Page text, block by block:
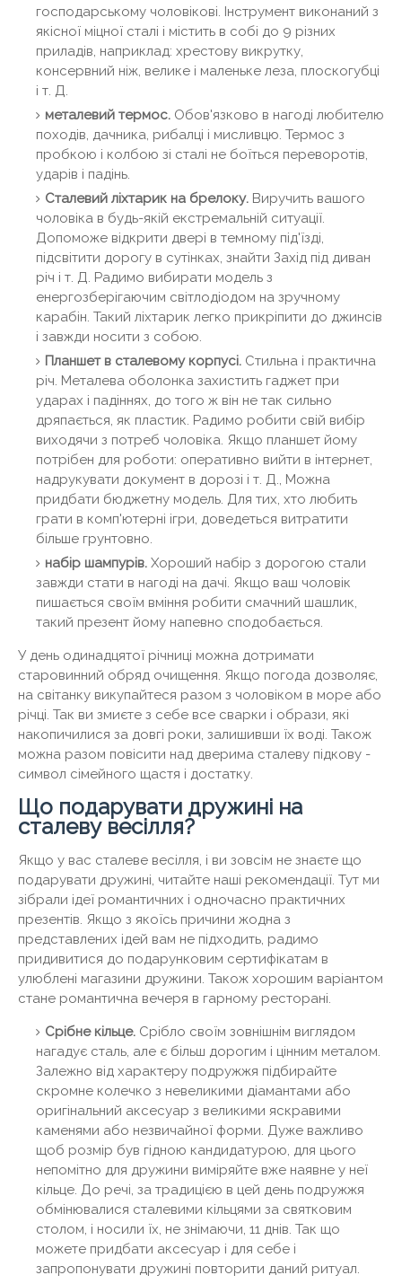
господарському чоловікові. Інструмент виконаний з
якісної міцної сталі і містить в собі до 9 різних
приладів, наприклад: хрестову викрутку,
консервний ніж, велике і маленьке леза, плоскогубці
і т. Д.
металевий термос. Обов'язково в нагоді любителю
походів, дачника, рибалці і мисливцю. Термос з
пробкою і колбою зі сталі не боїться переворотів,
ударів і падінь.
Сталевий ліхтарик на брелоку. Виручить вашого
чоловіка в будь-якій екстремальній ситуації.
Допоможе відкрити двері в темному під'їзді,
підсвітити дорогу в сутінках, знайти Захід під диван
річ і т. Д. Радимо вибирати модель з
енергозберігаючим світлодіодом на зручному
карабін. Такий ліхтарик легко прикріпити до джинсів
і завжди носити з собою.
Планшет в сталевому корпусі. Стильна і практична
річ. Металева оболонка захистить гаджет при
ударах і падіннях, до того ж він не так сильно
дряпається, як пластик. Радимо робити свій вибір
виходячи з потреб чоловіка. Якщо планшет йому
потрібен для роботи: оперативно вийти в інтернет,
надрукувати документ в дорозі і т. Д., Можна
придбати бюджетну модель. Для тих, хто любить
грати в комп'ютерні ігри, доведеться витратити
більше грунтовно.
набір шампурів. Хороший набір з дорогою стали
завжди стати в нагоді на дачі. Якщо ваш чоловік
пишається своїм вміння робити смачний шашлик,
такий презент йому напевно сподобається.
У день одинадцятої річниці можна дотримати
старовинний обряд очищення. Якщо погода дозволяє,
на світанку викупайтеся разом з чоловіком в море або
річці. Так ви змиєте з себе все сварки і образи, які
накопичилися за довгі роки, залишивши їх воді. Також
можна разом повісити над дверима сталеву підкову -
символ сімейного щастя і достатку.
Що подарувати дружині на
сталеву весілля?
Якщо у вас сталеве весілля, і ви зовсім не знаєте що
подарувати дружині, читайте наші рекомендації. Тут ми
зібрали ідеї романтичних і одночасно практичних
презентів. Якщо з якоїсь причини жодна з
представлених ідей вам не підходить, радимо
придивитися до подарунковим сертифікатам в
улюблені магазини дружини. Також хорошим варіантом
стане романтична вечеря в гарному ресторані.
Срібне кільце. Срібло своїм зовнішнім виглядом
нагадує сталь, але є більш дорогим і цінним металом.
Залежно від характеру подружжя підбирайте
скромне колечко з невеликими діамантами або
оригінальний аксесуар з великими яскравими
каменями або незвичайної форми. Дуже важливо
щоб розмір був гідною кандидатурою, для цього
непомітно для дружини виміряйте вже наявне у неї
кільце. До речі, за традицією в цей день подружжя
обмінювалися сталевими кільцями за святковим
столом, і носили їх, не знімаючи, 11 днів. Так що
можете придбати аксесуар і для себе і
запропонувати дружині повторити даний ритуал.